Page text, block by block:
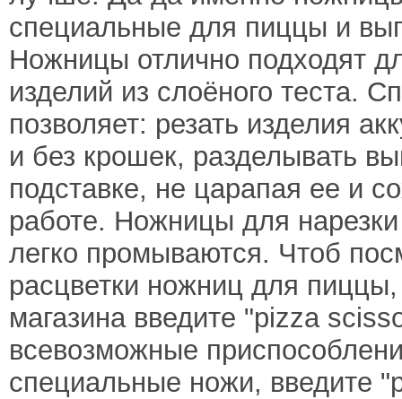
специальные для пиццы и
Ножницы отлично подходят
изделий из слоёного теста.
позволяет: резать изделия
и без крошек, разделывать
подставке, не царапая ее и
работе. Ножницы для
легко промываются. Чтоб
расцветки ножниц для
магазина введите "pizza
всевозможные
специальные ножи, введите